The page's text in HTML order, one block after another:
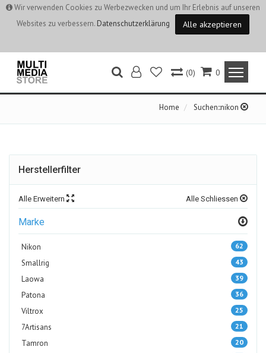
Wir verwenden Cookies zu Werbezwecken und um Ihr Erlebnis auf unseren
Websites zu verbessern. Datenschutzerklärung Alle akzeptieren
0
(0)
Home Suchen::nikon
Herstellerfilter
Alle Erweitern Alle Schliessen
Marke
Nikon 62
Smallrig 43
Laowa 39
Patona 36
Viltrox 25
7Artisans 21
Tamron 20